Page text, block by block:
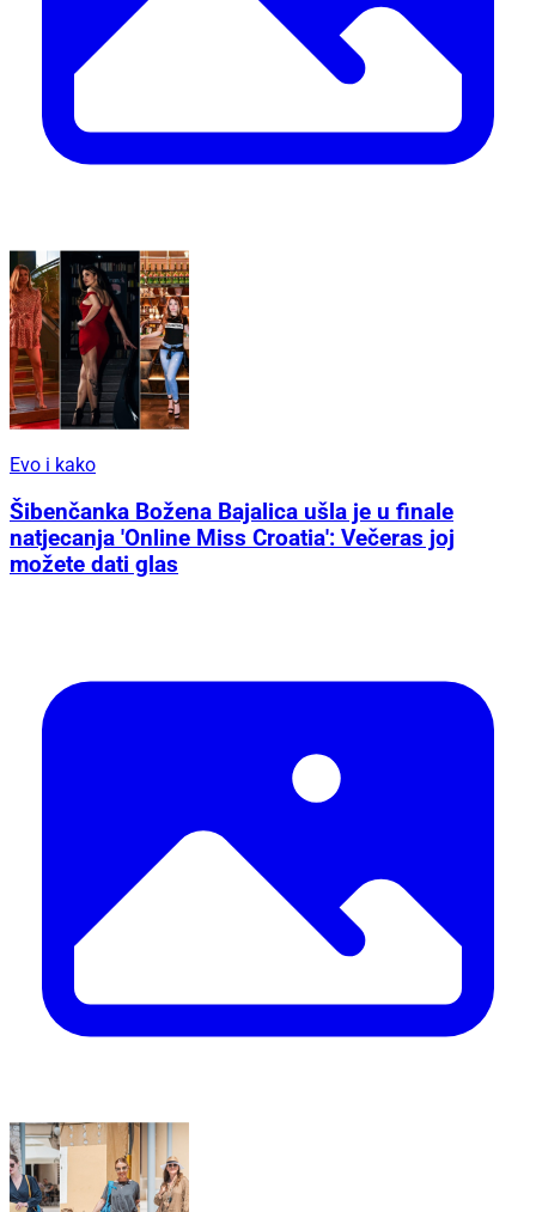
Evo i kako
Šibenčanka Božena Bajalica ušla je u finale
natjecanja 'Online Miss Croatia': Večeras joj
možete dati glas